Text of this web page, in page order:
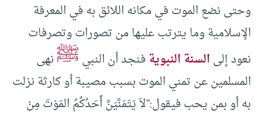
وحتى نضع الموت في مكانه اللائق به في المعرفة
الإسلامية وما يترتب عليها من تصورات وتصرفات
نعود إلىالسنة النبويةفنجد أن النبيﷺنهى
المسلمين عن تمني الموت بسبب مصيبة أو كارثة نزلت
به أو بمن يحب فيقول:”لاَ يَتَمَنَّيَنَّ أَحَدُكُمُ المَوْتَ مِنْ